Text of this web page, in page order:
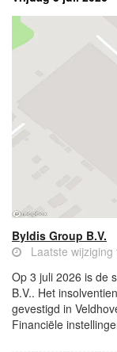
Byldis Group B.V.
Laatste
Op 3 juli 2026 is de
B.V.. Het
gevestigd in
Financiële